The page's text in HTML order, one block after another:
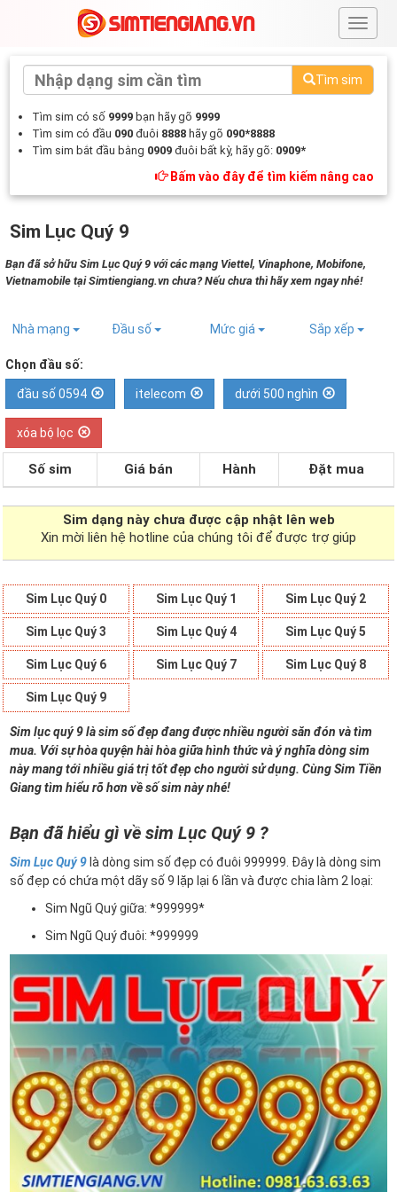
#
Tìm sim
Tìm sim có số 9999 bạn hãy gõ 9999
Tìm sim có đầu 090 đuôi 8888 hãy gõ 090*8888
Tìm sim bắt đầu bằng 0909 đuôi bất kỳ, hãy gõ: 0909*
Bấm vào đây để tìm kiếm nâng cao
Sim Lục Quý 9
Bạn đã sở hữu Sim Lục Quý 9 với các mạng Viettel, Vinaphone, Mobifone,
Vietnamobile tại Simtiengiang.vn chưa? Nếu chưa thì hãy xem ngay nhé!
Nhà mạng Đầu số Mức giá Sắp xếp
Chọn đầu số:
đầu số 0594 itelecom dưới 500 nghìn
xóa bộ lọc
Số sim Giá bán Hành Đặt mua
Sim dạng này chưa được cập nhật lên web
Xin mời liên hệ hotline của chúng tôi để được trợ giúp
Sim Lục Quý 0 Sim Lục Quý 1 Sim Lục Quý 2
Sim Lục Quý 3 Sim Lục Quý 4 Sim Lục Quý 5
Sim Lục Quý 6 Sim Lục Quý 7 Sim Lục Quý 8
Sim Lục Quý 9
Sim lục quý 9 là sim số đẹp đang được nhiều người săn đón và tìm
mua. Với sự hòa quyện hài hòa giữa hình thức và ý nghĩa dòng sim
này mang tới nhiều giá trị tốt đẹp cho người sử dụng. Cùng Sim Tiền
Giang tìm hiểu rõ hơn về số sim này nhé!
Bạn đã hiểu gì về sim Lục Quý 9 ?
Sim Lục Quý 9 là dòng sim số đẹp có đuôi 999999. Đây là dòng sim
số đẹp có chứa một dãy số 9 lặp lại 6 lần và được chia làm 2 loại:
Sim Ngũ Quý giữa: *999999*
Sim Ngũ Quý đuôi: *999999